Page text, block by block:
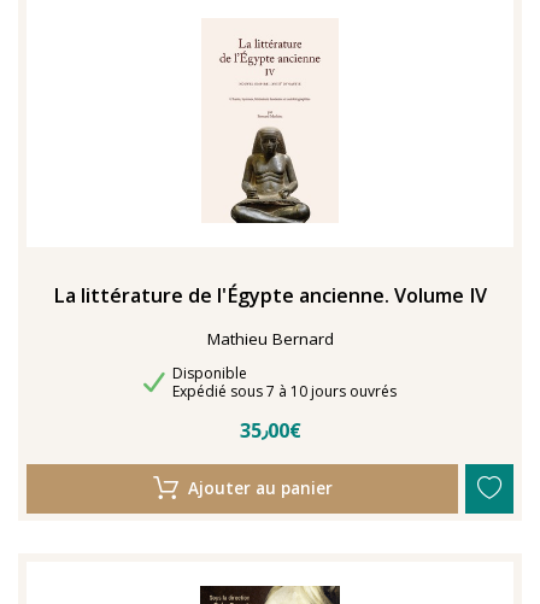
La littérature de l'Égypte ancienne. Volume IV
Mathieu Bernard
Disponibilité
Disponible
Délais de livraison
Expédié sous 7 à 10 jours ouvrés
35٫00€
Ajouter au panier